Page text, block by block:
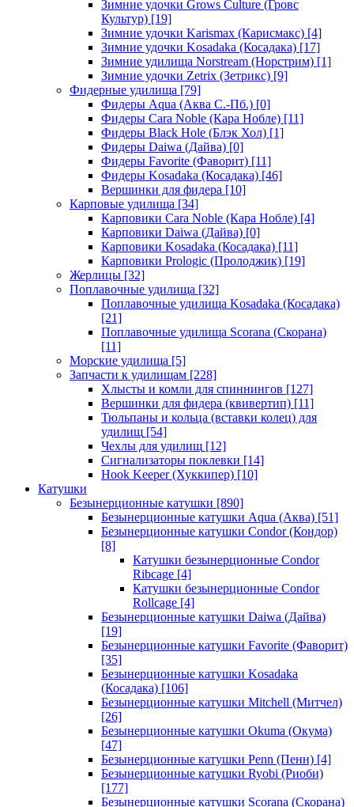
Зимние удочки Grows Culture (Гровс
Культур) [19]
Зимние удочки Karismax (Карисмакс) [4]
Зимние удочки Kosadaka (Косадака) [17]
Зимние удилища Norstream (Норстрим) [1]
Зимние удочки Zetrix (Зетрикс) [9]
Фидерные удилища [79]
Фидеры Aqua (Аква С.-Пб.) [0]
Фидеры Cara Noble (Кара Нобле) [11]
Фидеры Black Hole (Блэк Хол) [1]
Фидеры Daiwa (Дайва) [0]
Фидеры Favorite (Фаворит) [11]
Фидеры Kosadaka (Косадака) [46]
Вершинки для фидера [10]
Карповые удилища [34]
Карповики Cara Noble (Кара Нобле) [4]
Карповики Daiwa (Дайва) [0]
Карповики Kosadaka (Косадака) [11]
Карповики Prologic (Пролоджик) [19]
Жерлицы [32]
Поплавочные удилища [32]
Поплавочные удилища Kosadaka (Косадака)
[21]
Поплавочные удилища Scorana (Скорана)
[11]
Морские удилища [5]
Запчасти к удилищам [228]
Хлысты и комли для спиннингов [127]
Вершинки для фидера (квивертип) [11]
Тюльпаны и кольца (вставки колец) для
удилищ [54]
Чехлы для удилищ [12]
Сигнализаторы поклевки [14]
Hook Keeper (Хуккипер) [10]
Катушки
Безынерционные катушки [890]
Безынерционные катушки Aqua (Аква) [51]
Безынерционные катушки Condor (Кондор)
[8]
Катушки безынерционные Condor
Ribcage [4]
Катушки безынерционные Condor
Rollcage [4]
Безынерционные катушки Daiwa (Дайва)
[19]
Безынерционные катушки Favorite (Фаворит)
[35]
Безынерционные катушки Kosadaka
(Косадака) [106]
Безынерционные катушки Mitchell (Митчел)
[26]
Безынерционные катушки Okuma (Окума)
[47]
Безынерционные катушки Penn (Пенн) [4]
Безынерционные катушки Ryobi (Риоби)
[177]
Безынерционные катушки Scorana (Скорана)